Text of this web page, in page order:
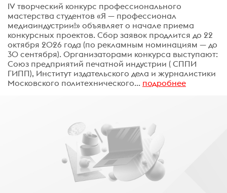
IV творческий конкурс профессионального
мастерства студентов «Я — профессионал
медиаиндустрии!» объявляет о начале приема
конкурсных проектов. Сбор заявок продлится до 22
октября 2026 года (по рекламным номинациям — до
30 сентября). Организаторами конкурса выступают:
Союз предприятий печатной индустрии ( СППИ
ГИПП), Институт издательского дела и журналистики
Московского политехнического... подробнее